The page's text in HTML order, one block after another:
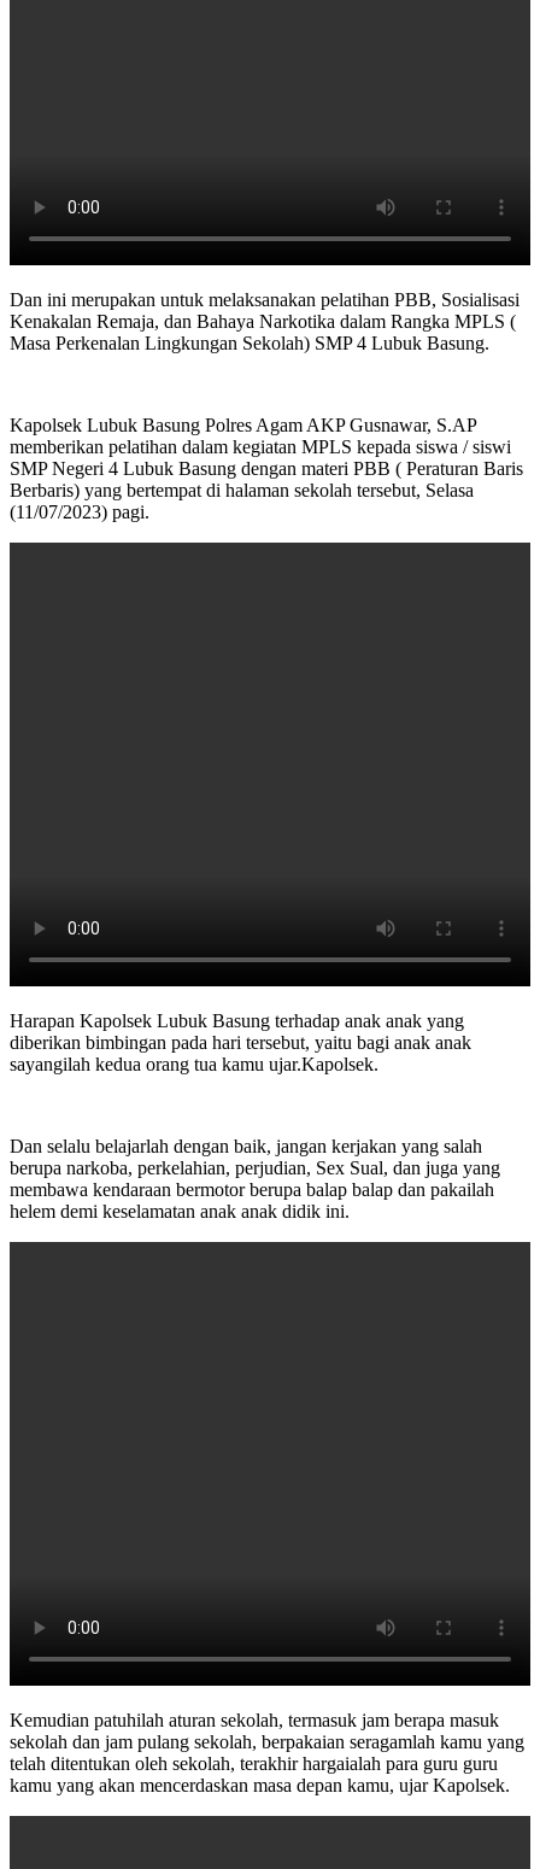
Dan ini merupakan untuk melaksanakan pelatihan PBB, Sosialisasi
Kenakalan Remaja, dan Bahaya Narkotika dalam Rangka MPLS (
Masa Perkenalan Lingkungan Sekolah) SMP 4 Lubuk Basung.
Kapolsek Lubuk Basung Polres Agam AKP Gusnawar, S.AP
memberikan pelatihan dalam kegiatan MPLS kepada siswa / siswi
SMP Negeri 4 Lubuk Basung dengan materi PBB ( Peraturan Baris
Berbaris) yang bertempat di halaman sekolah tersebut, Selasa
(11/07/2023) pagi.
Harapan Kapolsek Lubuk Basung terhadap anak anak yang
diberikan bimbingan pada hari tersebut, yaitu bagi anak anak
sayangilah kedua orang tua kamu ujar.Kapolsek.
Dan selalu belajarlah dengan baik, jangan kerjakan yang salah
berupa narkoba, perkelahian, perjudian, Sex Sual, dan juga yang
membawa kendaraan bermotor berupa balap balap dan pakailah
helem demi keselamatan anak anak didik ini.
Kemudian patuhilah aturan sekolah, termasuk jam berapa masuk
sekolah dan jam pulang sekolah, berpakaian seragamlah kamu yang
telah ditentukan oleh sekolah, terakhir hargaialah para guru guru
kamu yang akan mencerdaskan masa depan kamu, ujar Kapolsek.